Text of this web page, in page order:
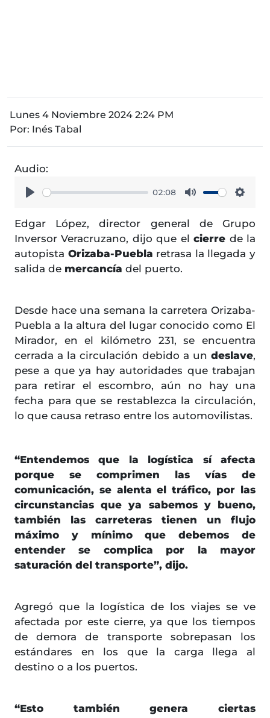
Lunes 4 Noviembre 2024 2:24 PM
Por: Inés Tabal
Audio:
02:08
Edgar López, director general de Grupo
Inversor Veracruzano, dijo que elcierre de la
autopista Orizaba-Puebla retrasa la llegada y
salida de mercancía del puerto.
Desde hace una semana la carretera Orizaba-
Puebla a la altura del lugar conocido como El
Mirador, en el kilómetro 231, se encuentra
cerrada a la circulación debido a un deslave,
pese a que ya hay autoridades que trabajan
para retirar el escombro, aún no hay una
fecha para que se restablezca la circulación,
lo que causa retraso entre los automovilistas.
“Entendemos que la logística sí afecta
porque se comprimen las vías de
comunicación, se alenta el tráfico, por las
circunstancias que ya sabemos y bueno,
también las carreteras tienen un flujo
máximo y mínimo que debemos de
entender se complica por la mayor
saturación del transporte”, dijo.
Agregó que la logística de los viajes se ve
afectada por este cierre, ya que los tiempos
de demora de transporte sobrepasan los
estándares en los que la carga llega al
destino o a los puertos.
“Esto también genera ciertas